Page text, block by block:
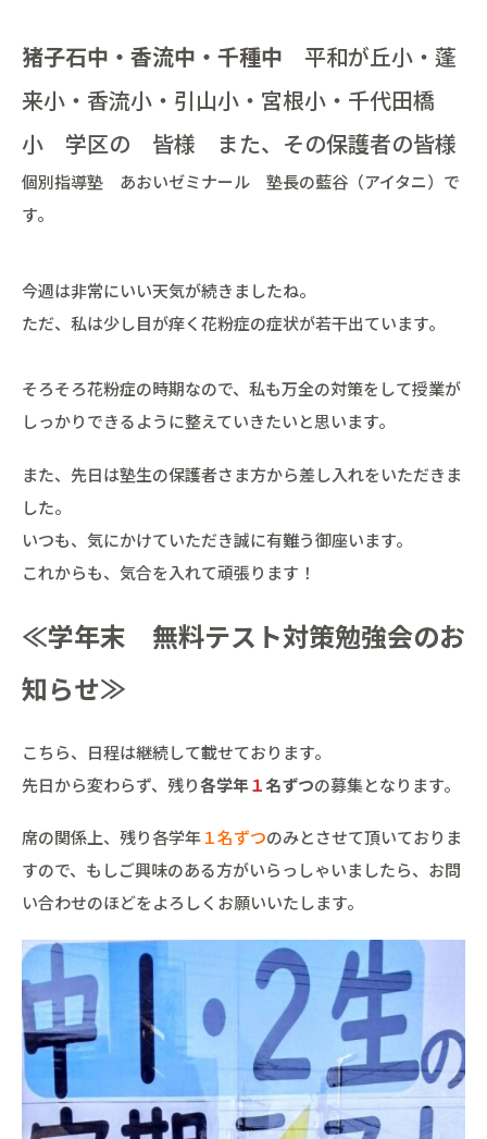
猪子石中・香流中・千種中 平和が丘小・蓬
来小・香流小・引山小・宮根小・千代田橋
小 学区の 皆様 また、その保護者の皆様
個別指導塾 あおいゼミナール 塾長の藍谷（アイタニ）で
す。
今週は非常にいい天気が続きましたね。
ただ、私は少し目が痒く花粉症の症状が若干出ています。
そろそろ花粉症の時期なので、私も万全の対策をして授業が
しっかりできるように整えていきたいと思います。
また、先日は塾生の保護者さま方から差し入れをいただきま
した。
いつも、気にかけていただき誠に有難う御座います。
これからも、気合を入れて頑張ります！
≪学年末 無料テスト対策勉強会のお
知らせ≫
こちら、日程は継続して載せております。
先日から変わらず、残り各学年１名ずつの募集となります。
席の関係上、残り各学年１名ずつのみとさせて頂いておりま
すので、もしご興味のある方がいらっしゃいましたら、お問
い合わせのほどをよろしくお願いいたします。